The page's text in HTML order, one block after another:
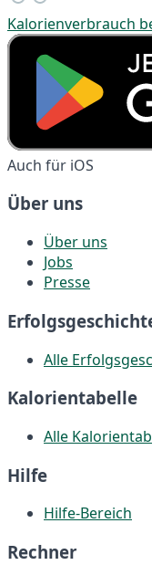
Kalorienverbrauch
Auch für iOS
Über uns
Über uns
Jobs
Presse
Alle
Kalorientabelle
Alle
Hilfe
Hilfe-Bereich
Rechner